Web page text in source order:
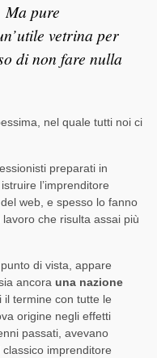
Ma pure
vetrina per
di non fare nulla
nel quale tutti noi ci
preparati in
l’imprenditore
web, e spesso lo fanno
che risulta assai più
di vista, appare
ancora una nazione
il termine con tutte le
origine negli effetti
passati, avevano
imprenditore